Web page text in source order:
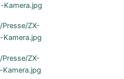
Kamera.jpg
ZX-
Kamera.jpg
ZX-
Kamera.jpg